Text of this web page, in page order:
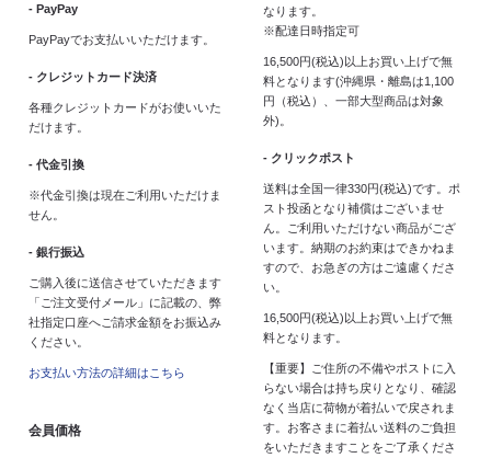
- PayPay
PayPayでお支払いいただけます。
- クレジットカード決済
各種クレジットカードがお使いいた
だけます。
- 代金引換
※代金引換は現在ご利用いただけま
せん。
- 銀行振込
ご購入後に送信させていただきます
「ご注文受付メール」に記載の、弊
社指定口座へご請求金額をお振込み
ください。
お支払い方法の詳細はこちら
会員価格
なります。
※配達日時指定可
16,500円(税込)以上お買い上げで無
料となります(沖縄県・離島は1,100
円（税込）、一部大型商品は対象
外)。
- クリックポスト
送料は全国一律330円(税込)です。ポ
スト投函となり補償はございませ
ん。ご利用いただけない商品がござ
います。納期のお約束はできかねま
すので、お急ぎの方はご遠慮くださ
い。
16,500円(税込)以上お買い上げで無
料となります。
【重要】ご住所の不備やポストに入
らない場合は持ち戻りとなり、確認
なく当店に荷物が着払いで戻されま
す。お客さまに着払い送料のご負担
をいただきますことをご了承くださ